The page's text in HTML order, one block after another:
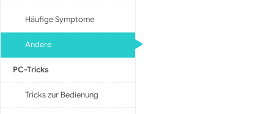
Häufige Symptome
Andere
PC-Tricks
Tricks zur Bedienung